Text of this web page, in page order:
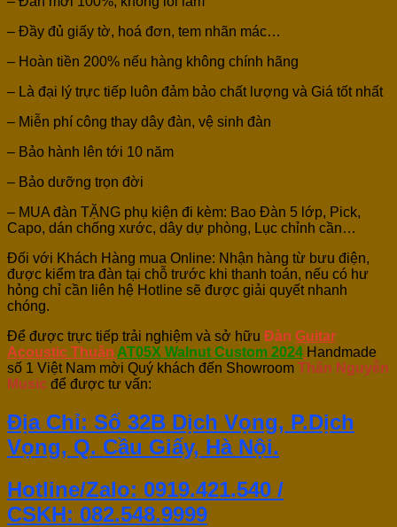
– Đầy đủ giấy tờ, hoá đơn, tem nhãn mác…
– Hoàn tiền 200% nếu hàng không chính hãng
– Là đại lý trực tiếp luôn đảm bảo chất lượng và Giá tốt nhất
– Miễn phí công thay dây đàn, vệ sinh đàn
– Bảo hành lên tới 10 năm
– Bảo dưỡng trọn đời
– MUA đàn TẶNG phụ kiện đi kèm: Bao Đàn 5 lớp, Pick,
Capo, dán chống xước, dây dự phòng, Lục chỉnh cần…
Đối với Khách Hàng mua Online: Nhận hàng từ bưu điện,
được kiểm tra đàn tại chỗ trước khi thanh toán, nếu có hư
hỏng chỉ cần liên hệ Hotline sẽ được giải quyết nhanh
chóng.
Để được trực tiếp trải nghiệm và sở hữu Đàn Guitar
Acoustic Thuận AT05X Walnut Custom 2024 Handmade
số 1 Việt Nam mời Quý khách đến Showroom Thân Nguyễn
Music để được tư vấn:
Địa Chỉ: Số 32B Dịch Vọng, P.Dịch
Vọng, Q. Cầu Giấy, Hà Nội.
Hotline/Zalo: 0919.421.540 /
CSKH: 082.548.9999